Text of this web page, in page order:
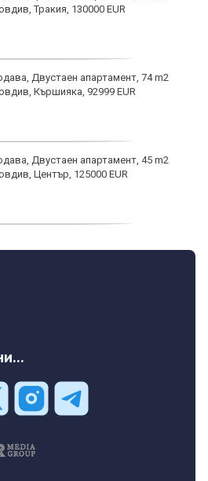
Тракия, 130000 EUR
Двустаен апартамент, 74 m2
Кършияка, 92999 EUR
Двустаен апартамент, 45 m2
Център, 125000 EUR